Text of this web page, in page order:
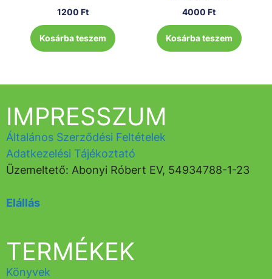
1200Ft
Kosárba teszem
4000Ft
Kosárba teszem
TERMÉKEK
Könyvek
IMPRESSZUM
Általános Szerződési Feltételek
Adatkezelési Tájékoztató
Üzemeltető: Abonyi Róbert EV, 54934788-1-23
Elállás